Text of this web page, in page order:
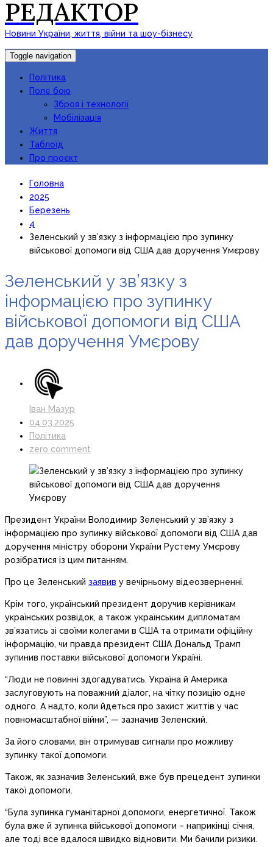
РЕДАКТОР
Новини України, життя, війни та шоу-бізнесу
Toggle navigation
Політика
Поле бою
Зброя і технології
Мобілізація
Життя
Таблоїд
Про проєкт
Головна
2025
Березень
4
Зеленський у зв’язку з інформацією про зупинку
військової допомоги від США дав доручення Умєрову
Зеленський у зв’язку з
інформацією про зупинку
військової допомоги від США
дав доручення Умєрову
Іван Мазур
04.03.2025
Політика
zero comment
Президент України Володимир Зеленський у зв’язку з
інформацією про зупинку військової допомоги від США дав
доручення міністру оборони України Рустему Умєрову
розібратися із цим питанням.
Про це Зеленський заявив у вечірньому відеозверненні.
Крім того, український президент доручив керівникам
українських розвідок, а також українським дипломатам
зв’язатись зі своїми колегами в США та отримати офіційну
інформацію, чи правда президент США Дональд Трамп
зупинив поставки військової допомоги Україні.
“Люди не повинні здогадуватись. Україна й Америка
заслуговують на поважний діалог, на чітку позицію одне
одного. А надто, коли йдеться про захист життів у час
повномасштабної війни”, — зазначив Зеленский.
За його словами, він отримував сигнали про можливу
зупинку такої допомоги.
Також, як зазначив Зеленський, вже був прецедент зупинки
такої допомоги.
“Була зупинка гуманітарної допомоги, енергетичної. Також
була вже й зупинка військової допомоги – наприкінці січня,
але тоді все вдалося швидко відновити. Ми бачили ризики.